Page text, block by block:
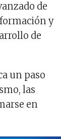
de
y
de
un paso
las
en